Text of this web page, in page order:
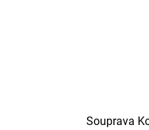
Souprava